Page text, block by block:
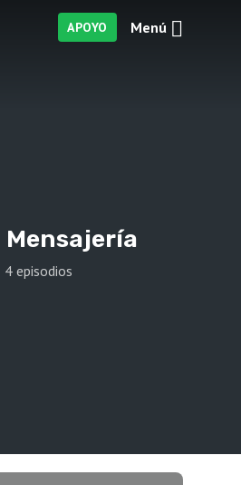
APOYO Menú
Mensajería
4 episodios